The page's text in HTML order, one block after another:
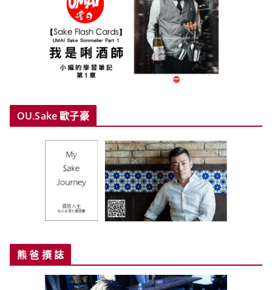
OU.Sake 歐子豪
熊 爸 撰 誌